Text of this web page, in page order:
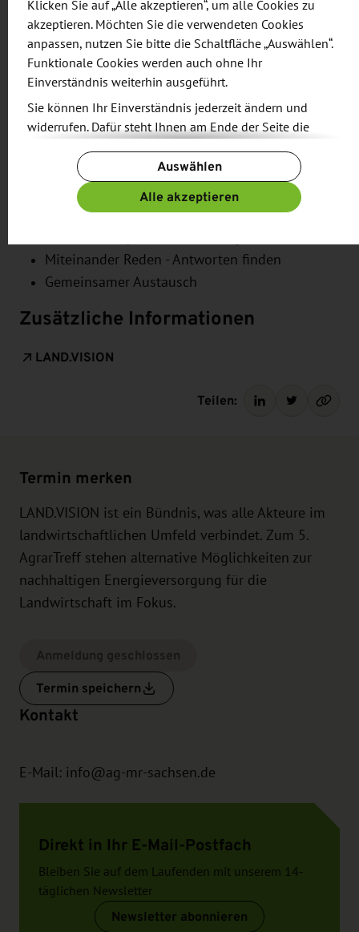
Austausch und Fachvorträge
Dr. Frank Adam (GICON):
Kleinwindkraftanlagen in Kombination mit
PV - grüne Hybridkraftwerke für die
Landwirtschaft
Raphael Haug (MRD LandEnergie):
Solarpaket 1 - Was ändert sich für die
Landwirtschaft
Aktuelles aus LAND.VISION
Bernhard Probst (Vorwerk
Miteinander Reden - Antworten finden
Gemeinsamer Austausch
Zusätzliche Informationen
LAND.VISION
Teilen:
Termin merken
LAND.VISION ist ein Bündnis, was alle Akteure im
landwirtschaftlichen Umfeld verbindet. Zum 5.
AgrarTreff stehen alternative Möglichkeiten zur
nachhaltigen Energieversorgung für die
Landwirtschaft im Fokus.
Termin speichern
Kontakt
E-Mail: info@ag-mr-sachsen.de
Direkt in Ihr E-Mail-Postfach
Bleiben Sie auf dem Laufenden mit unserem 14-
täglichen Newsletter
Newsletter abonnieren
Klicken Sie auf „Alle akzeptieren“, um alle Cookies zu
akzeptieren. Möchten Sie die verwendeten Cookies
anpassen, nutzen Sie bitte die Schaltfläche „Auswählen“.
Funktionale Cookies werden auch ohne Ihr
Einverständnis weiterhin ausgeführt.
Sie können Ihr Einverständnis jederzeit ändern und
widerrufen. Dafür steht Ihnen am Ende der Seite die
Verfügung.
Weitere Informationen finden Sie in unseren
Datenschutzbestimmungenund ergänzend in unserem
Auswählen
Alle akzeptieren